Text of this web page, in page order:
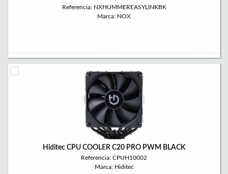
Referencia: NXHUMMEREASYLINKBK
Marca: NOX
Hiditec CPU COOLER C20 PRO PWM BLACK
Referencia: CPUH10002
Marca: Hiditec